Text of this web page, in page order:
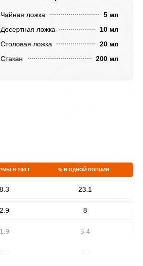
Чайная ложка
5 мл
Десертная ложка
10 мл
Столовая ложка
20 мл
Стакан
200 мл
В 100 Г % В ОДНОЙ ПОРЦИИ
8.3 23.1
2.9 8
1.9 5.4